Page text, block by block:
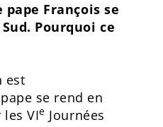
pape François se
Pourquoi ce
est
se rend en
les VIe Journées